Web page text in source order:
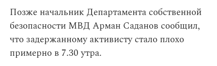
Позже начальник Департамента собственной
безопасности МВД Арман Саданов сообщил,
что задержанному активисту стало плохо
примерно в 7.30 утра.